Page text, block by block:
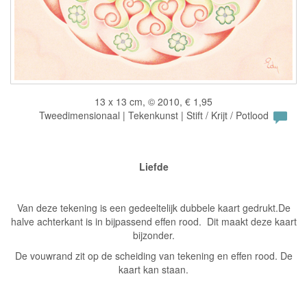
13 x 13 cm, © 2010, € 1,95
Tweedimensionaal | Tekenkunst | Stift / Krijt / Potlood
Liefde
Van deze tekening is een gedeeltelijk dubbele kaart gedrukt.De
halve achterkant is in bijpassend effen rood. Dit maakt deze kaart
bijzonder.
De vouwrand zit op de scheiding van tekening en effen rood. De
kaart kan staan.